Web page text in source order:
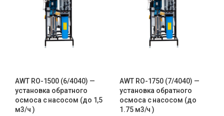
AWT RO-1500 (6/4040) —
установка обратного
осмоса с насосом (до 1,5
м3/ч )
AWT RO-1750 (7/4040) —
установка обратного
осмоса с насосом (до
1.75 м3/ч )